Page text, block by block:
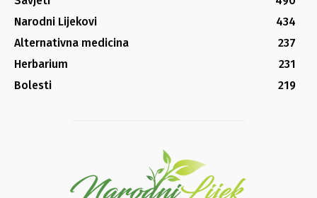
Narodni Lijekovi
434
Alternativna medicina
237
Herbarium
231
Bolesti
219